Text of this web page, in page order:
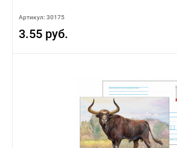
Артикул: 30175
3.55 руб.